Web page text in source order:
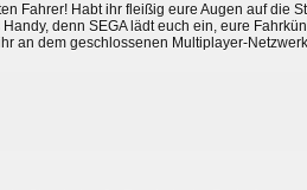
Fahrer! Habt ihr fleißig eure Augen auf die
denn SEGA lädt euch ein, eure
an dem geschlossenen Multiplayer-